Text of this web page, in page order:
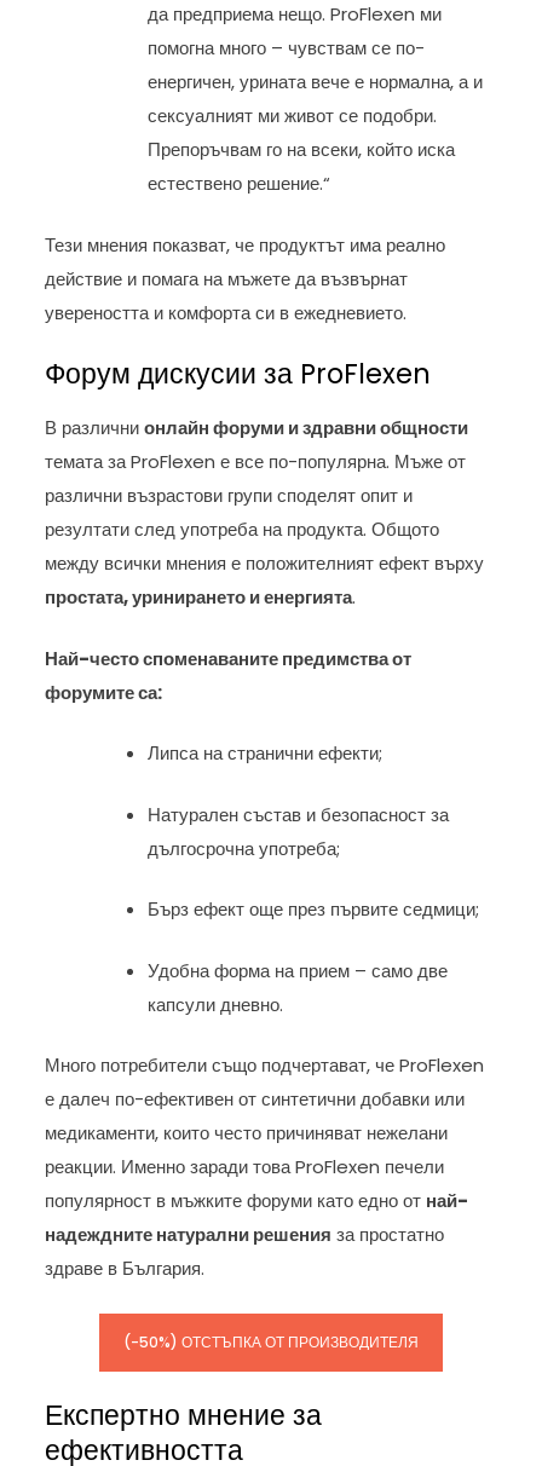
да предприема нещо. ProFlexen ми
помогна много – чувствам се по-
енергичен, урината вече е нормална, а и
сексуалният ми живот се подобри.
Препоръчвам го на всеки, който иска
естествено решение.“
Тези мнения показват, че продуктът има реално
действие и помага на мъжете да възвърнат
увереността и комфорта си в ежедневието.
Форум дискусии за ProFlexen
В различнионлайн форуми и здравни общности
темата за ProFlexen е все по-популярна. Мъже от
различни възрастови групи споделят опит и
резултати след употреба на продукта. Общото
между всички мнения е положителният ефект върху
простата, уринирането и енергията.
Най-често споменаваните предимства от
форумите са:
Липса на странични ефекти;
Натурален състав и безопасност за
дългосрочна употреба;
Бърз ефект още през първите седмици;
Удобна форма на прием – само две
капсули дневно.
Много потребители също подчертават, че ProFlexen
е далеч по-ефективен от синтетични добавки или
медикаменти, които често причиняват нежелани
реакции. Именно заради това ProFlexen печели
популярност в мъжките форуми като едно от най-
надеждните натурални решения за простатно
здраве в България.
(-50%) ОТСТЪПКА ОТ ПРОИЗВОДИТЕЛЯ
Експертно мнение за
ефективността